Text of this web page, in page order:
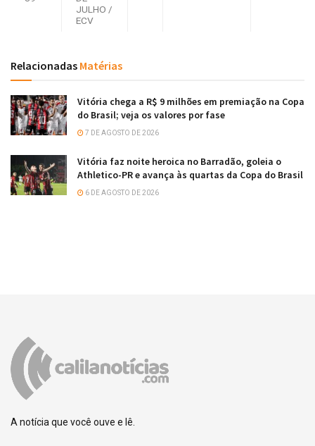
JULHO /
ECV
Relacionadas Matérias
Vitória chega a R$ 9 milhões em premiação na Copa
do Brasil; veja os valores por fase
7 DE AGOSTO DE 2026
Vitória faz noite heroica no Barradão, goleia o
Athletico-PR e avança às quartas da Copa do Brasil
6 DE AGOSTO DE 2026
A notícia que você ouve e lê.